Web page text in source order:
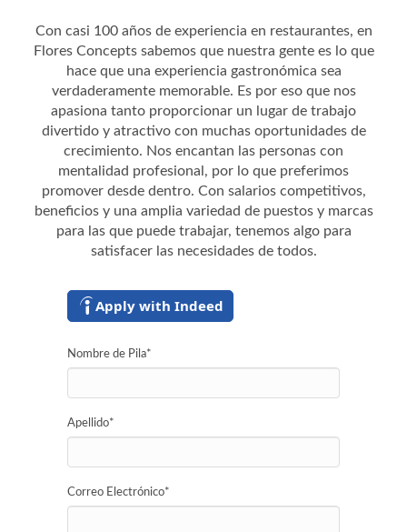
Con casi 100 años de experiencia en restaurantes, en
Flores Concepts sabemos que nuestra gente es lo que
hace que una experiencia gastronómica sea
verdaderamente memorable. Es por eso que nos
apasiona tanto proporcionar un lugar de trabajo
divertido y atractivo con muchas oportunidades de
crecimiento. Nos encantan las personas con
mentalidad profesional, por lo que preferimos
promover desde dentro. Con salarios competitivos,
beneficios y una amplia variedad de puestos y marcas
para las que puede trabajar, tenemos algo para
satisfacer las necesidades de todos.
Apply with Indeed
Nombre de Pila*
Apellido*
Correo Electrónico*